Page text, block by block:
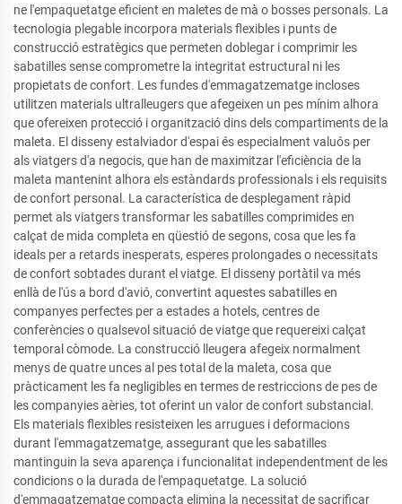
ne l'empaquetatge eficient en maletes de mà o bosses personals. La
tecnologia plegable incorpora materials flexibles i punts de
construcció estratègics que permeten doblegar i comprimir les
sabatilles sense comprometre la integritat estructural ni les
propietats de confort. Les fundes d'emmagatzematge incloses
utilitzen materials ultralleugers que afegeixen un pes mínim alhora
que ofereixen protecció i organització dins dels compartiments de la
maleta. El disseny estalviador d'espai és especialment valuós per
als viatgers d'a negocis, que han de maximitzar l'eficiència de la
maleta mantenint alhora els estàndards professionals i els requisits
de confort personal. La característica de desplegament ràpid
permet als viatgers transformar les sabatilles comprimides en
calçat de mida completa en qüestió de segons, cosa que les fa
ideals per a retards inesperats, esperes prolongades o necessitats
de confort sobtades durant el viatge. El disseny portàtil va més
enllà de l'ús a bord d'avió, convertint aquestes sabatilles en
companyes perfectes per a estades a hotels, centres de
conferències o qualsevol situació de viatge que requereixi calçat
temporal còmode. La construcció lleugera afegeix normalment
menys de quatre unces al pes total de la maleta, cosa que
pràcticament les fa negligibles en termes de restriccions de pes de
les companyies aèries, tot oferint un valor de confort substancial.
Els materials flexibles resisteixen les arrugues i deformacions
durant l'emmagatzematge, assegurant que les sabatilles
mantinguin la seva aparença i funcionalitat independentment de les
condicions o la durada de l'empaquetatge. La solució
d'emmagatzematge compacta elimina la necessitat de sacrificar